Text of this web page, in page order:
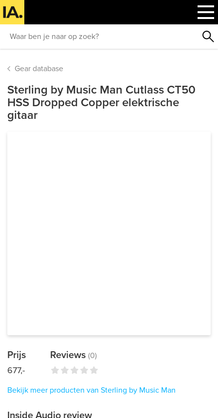
Gear database
Sterling by Music Man Cutlass CT50
HSS Dropped Copper elektrische
gitaar
Prijs
677,-
Reviews (0)
Bekijk meer producten van Sterling by Music Man
Inside Audio review